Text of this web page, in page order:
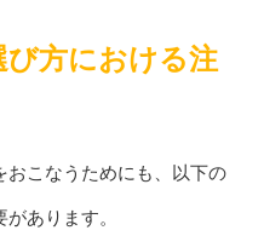
方における注
おこなうためにも、以下の
あります。